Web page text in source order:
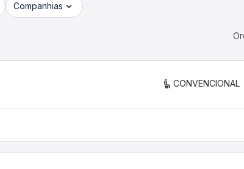
Companhias
CONVENCIONAL